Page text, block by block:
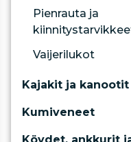
Pienrauta ja
Vaijerilukot
Kajakit ja kanootit
Kumiveneet